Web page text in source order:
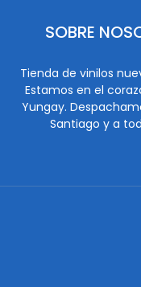
SOBRE
Tienda de vinilos
Estamos en el
Yungay.
Santiago y a